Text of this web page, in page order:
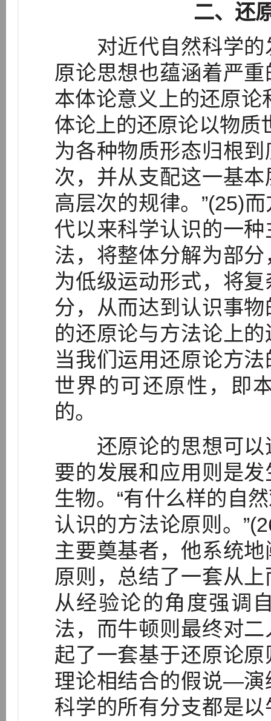
二、还
对近代自然科学的
原论思想也蕴涵着严
本体论意义上的还原论
体论上的还原论以物质
为各种物质形态归根
次，并从支配这一基
高层次的规律。”(25)
代以来科学认识的一
法，将整体分解为部
为低级运动形式，将
分，从而达到认识事
的还原论与方法论上
当我们运用还原论方
世界的可还原性，即
的。
还原论的思想可以
要的发展和应用则是
生物。“有什么样的自
认识的方法论原则。
主要奠基者，他系统
原则，总结了一套从
从经验论的角度强调
法，而牛顿则最终对
起了一套基于还原论
理论相结合的假说—演
科学的所有分支都是